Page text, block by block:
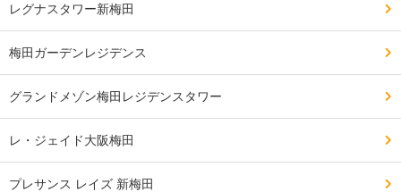
レグナスタワー新梅田
梅田ガーデンレジデンス
グランドメゾン梅田レジデンスタワー
レ・ジェイド大阪梅田
プレサンス レイズ 新梅田